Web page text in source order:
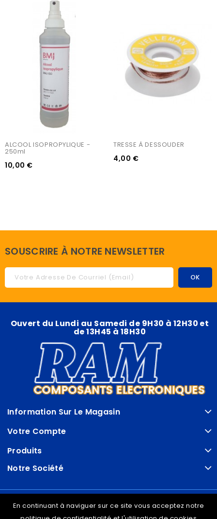
ALCOOL ISOPROPYLIQUE -
250ml
10,00 €
TRESSE À DESSOUDER
4,00 €
SOUSCRIRE À NOTRE NEWSLETTER
Ouvert du Lundi au Samedi de 9H30 à 12H30 et
de 13H45 à 18H30
Information Sur Le Magasin
Votre Compte
Produits
Notre Société
© VDRAM - 2026
En continuant à naviguer sur ce site vous acceptez notre